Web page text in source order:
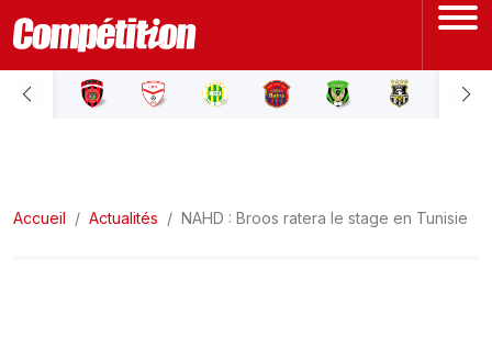
ACCUEIL
LIGUE 2
Accueil Actualités NAHD : Broos ratera le stage en Tunisie